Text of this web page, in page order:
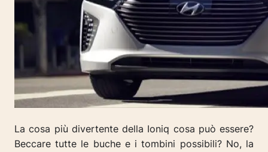
La cosa più divertente della Ioniq cosa può essere?
Beccare tutte le buche e i tombini possibili? No, la